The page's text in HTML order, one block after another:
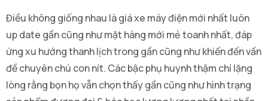
Điều không giống nhau là giá xe máy điện mới nhất luôn
up date gần cũng như mặt hàng mới mẻ toanh nhất, đáp
ứng xu hướng thanh lịch trong gần cũng như khiến đến vấn
đề chuyên chú con nít. Các bậc phụ huynh thậm chí lặng
lòng rằng bọn họ vẫn chọn thấy gần cũng như hình trạng